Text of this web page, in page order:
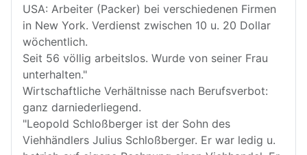
USA: Arbeiter (Packer) bei verschiedenen Firmen
in New York. Verdienst zwischen 10 u. 20 Dollar
wöchentlich.
Seit 56 völlig arbeitslos. Wurde von seiner Frau
unterhalten."
Wirtschaftliche Verhältnisse nach Berufsverbot:
ganz darniederliegend.
"Leopold Schloßberger ist der Sohn des
Viehhändlers Julius Schloßberger. Er war ledig u.